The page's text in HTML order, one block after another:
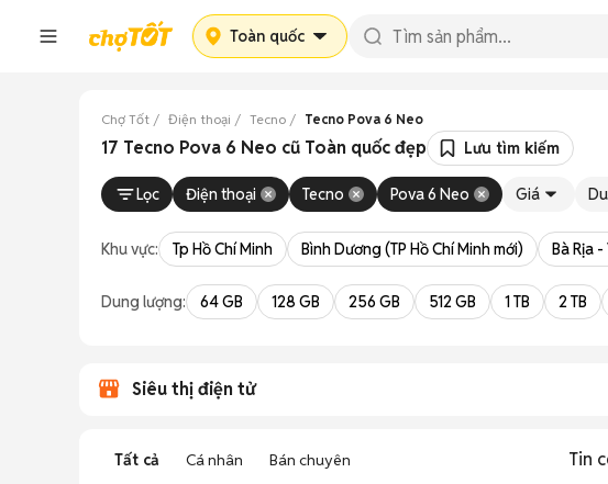
Toàn quốc
Chợ Tốt Điện thoại Tecno Tecno Pova 6 Neo
17 Tecno Pova 6 Neo cũ Toàn quốc đẹp Lưu tìm kiếm
Lọc Điện thoại Tecno Pova 6 Neo Giá
Khu vực: Tp Hồ Chí Minh Bình Dương (TP Hồ Chí Minh mới) Bà Rịa
Dung lượng: 64 GB 128 GB 256 GB 512 GB 1 TB 2 TB
Siêu thị điện tử
Tất cả Cá nhân Bán chuyên Tin